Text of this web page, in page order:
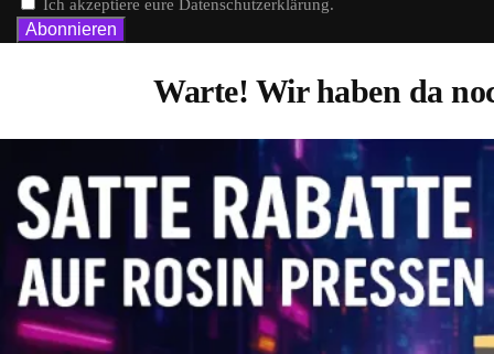
Ich akzeptiere eure Datenschutzerklärung.
Warte! Wir haben da